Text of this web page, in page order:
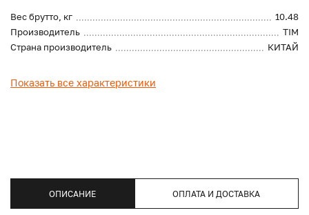
Вес брутто, кг
10.48
Производитель
TIM
Страна производитель
КИТАЙ
Показать все характеристики
ОПИСАНИЕ ОПЛАТА И ДОСТАВКА